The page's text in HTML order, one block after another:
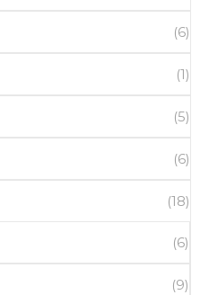
(6)
(1)
(5)
(6)
(18)
(6)
(9)